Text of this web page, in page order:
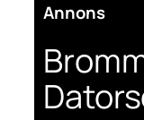
Annons